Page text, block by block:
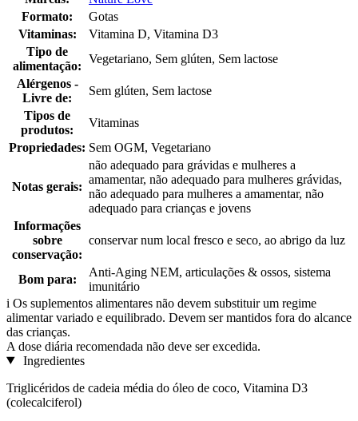
Formato:
Gotas
Vitaminas:
Vitamina D, Vitamina D3
Tipo de
alimentação:
Vegetariano, Sem glúten, Sem lactose
Alérgenos -
Livre de:
Sem glúten, Sem lactose
Tipos de
produtos:
Vitaminas
Propriedades: Sem OGM, Vegetariano
Notas gerais:
não adequado para grávidas e mulheres a
amamentar, não adequado para mulheres grávidas,
não adequado para mulheres a amamentar, não
adequado para crianças e jovens
Informações
sobre
conservação:
conservar num local fresco e seco, ao abrigo da luz
Bom para:
Anti-Aging NEM, articulações & ossos, sistema
imunitário
i Os suplementos alimentares não devem substituir um regime
alimentar variado e equilibrado. Devem ser mantidos fora do alcance
das crianças.
A dose diária recomendada não deve ser excedida.
Ingredientes
Triglicéridos de cadeia média do óleo de coco, Vitamina D3
(colecalciferol)